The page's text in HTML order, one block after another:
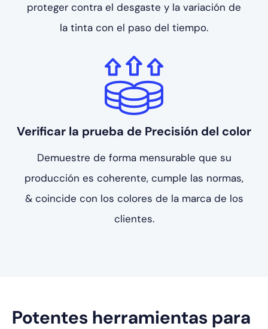
proteger contra el desgaste y la variación de
la tinta con el paso del tiempo.
Verificar la prueba de Precisión del color
Demuestre de forma mensurable que su
producción es coherente, cumple las normas,
&coincide con los colores de la marca de los
clientes.
Potentes herramientas para